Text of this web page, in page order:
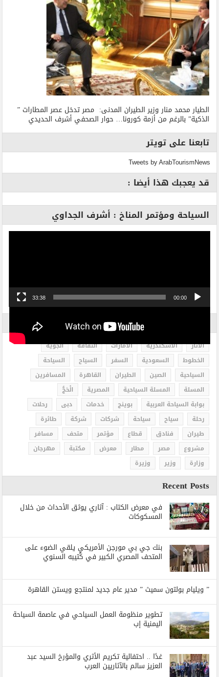
الطيار محمد منار وزير الطيران المدنى: مصر تدخل عصر المطارات ”
الذكية” بالرغم من أزمة كورونا… حوار الصحفي أشرف الحديدي
تابعنا على تويتر
Tweets by ArabTourismNews
قد يعجبك هذا أيضا :
السياحة ومؤتمر المناخ : أشرف الجداوي
00:00
33:38
الاثار الاسكندرية الامارات الثقافة
الجوية
الخطوط
السعودية السفر السياح
السياحة
السياحية
الصين الطيران القاهرة
المسافرين
المسلة
المسلة السياحية المصرية
الْحَجُّ
بوابة السياحة العربية
بوينج خدمات دبى
رحلات
رحلة
سياح سياحة شركات شركة
طائرة
طيران
فنادق قطاع مؤتمر متحف
مسافر
مشروع
مصر مطار معرض مكتبة
مهرجان
وزارة
وزير وزيرة
Recent Posts
في معرض الكتاب : آثاري يوثق الأحداث من خلال
المسكوكات
بنك جي بي مورجن الأمريكي يلقي الضوء على
المتحف المصري الكبير في كُتيبه السنوي
” ويليام بولتون سميث ” مدير عام جديد لمنتجع ويستن القاهرة
تطوير منظومة العمل السياحي في عاصمة السياحة
اليمنية إب
غدًا .. احتفالية تكريم الأثري والمؤرخ السيد عبد
العزيز سالم بالآثاريين العرب